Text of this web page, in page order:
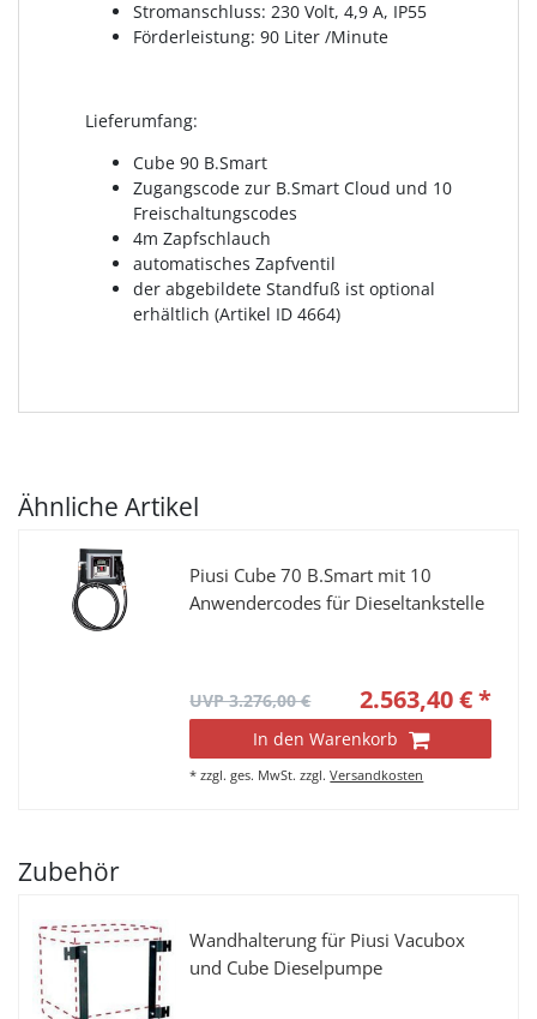
Stromanschluss: 230 Volt, 4,9 A, IP55
Förderleistung: 90 Liter /Minute
Lieferumfang:
Cube 90 B.Smart
Zugangscode zur B.Smart Cloud und 10
Freischaltungscodes
4m Zapfschlauch
automatisches Zapfventil
der abgebildete Standfuß ist optional
erhältlich (Artikel ID 4664)
Ähnliche Artikel
Piusi Cube 70 B.Smart mit 10
Anwendercodes für Dieseltankstelle
UVP 3.276,00 € 2.563,40 € *
In den Warenkorb
*zzgl. ges. MwSt. zzgl.Versandkosten
Zubehör
Wandhalterung für Piusi Vacubox
und Cube Dieselpumpe